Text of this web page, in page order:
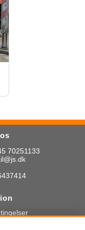
70251133